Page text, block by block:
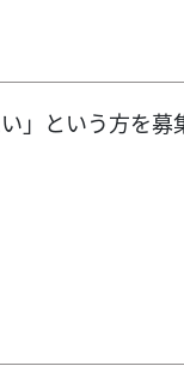
」という方を募